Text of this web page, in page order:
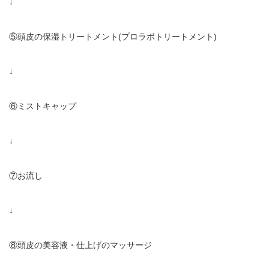
⑤頭皮の保湿トリートメント (プロラボトリートメント)
↓
⑥ミストキャップ
↓
⑦お流し
↓
⑧頭皮の美容液・仕上げのマッサージ